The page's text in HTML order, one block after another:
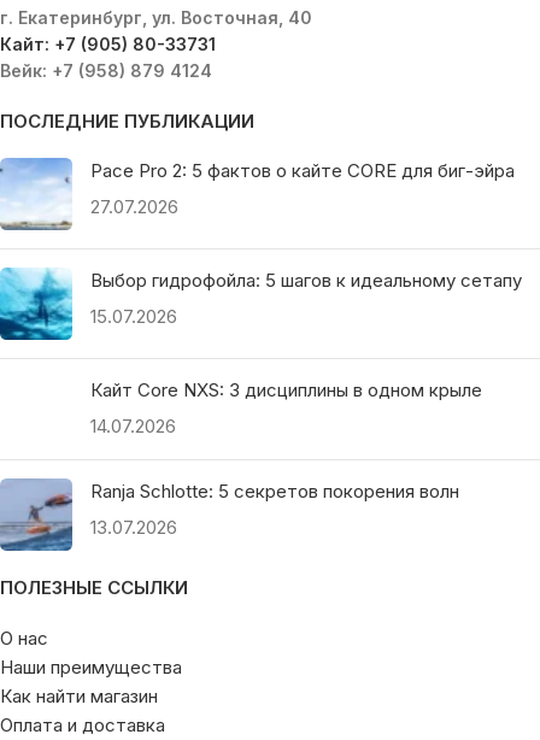
г. Екатеринбург, ул. Восточная, 40
Кайт: +7 (905) 80-33731
Вейк: +7 (958) 879 4124
ПОСЛЕДНИЕ ПУБЛИКАЦИИ
Pace Pro 2: 5 фактов о кайте CORE для биг-эйра
27.07.2026
Выбор гидрофойла: 5 шагов к идеальному сетапу
15.07.2026
Кайт Core NXS: 3 дисциплины в одном крыле
14.07.2026
Ranja Schlotte: 5 секретов покорения волн
13.07.2026
ПОЛЕЗНЫЕ ССЫЛКИ
О нас
Наши преимущества
Как найти магазин
Оплата и доставка